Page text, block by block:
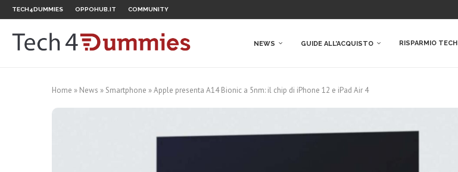
TECH4DUMMIES OPPOHUB.IT COMMUNITY
NEWS GUIDE ALL’ACQUISTO RISPARMIO TECH
Home » News » Smartphone »Apple presenta A14 Bionic a 5nm: il chip di iPhone 12 e iPad Air 4